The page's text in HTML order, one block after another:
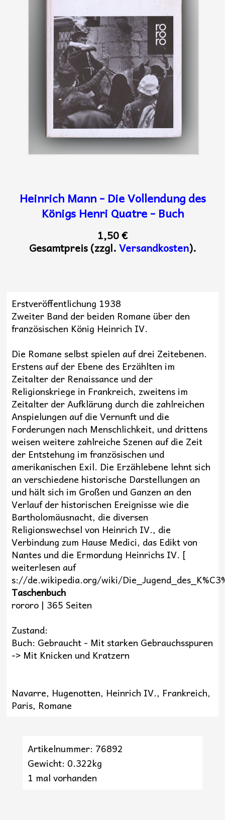
Heinrich Mann - Die Vollendung des
Königs Henri Quatre - Buch
1,50 €
Gesamtpreis (zzgl.Versandkosten).
Erstveröffentlichung 1938
Zweiter Band der beiden Romane über den
französischen König Heinrich IV.
Die Romane selbst spielen auf drei Zeitebenen.
Erstens auf der Ebene des Erzählten im
Zeitalter der Renaissance und der
Religionskriege in Frankreich, zweitens im
Zeitalter der Aufklärung durch die zahlreichen
Anspielungen auf die Vernunft und die
Forderungen nach Menschlichkeit, und drittens
weisen weitere zahlreiche Szenen auf die Zeit
der Entstehung im französischen und
amerikanischen Exil. Die Erzählebene lehnt sich
an verschiedene historische Darstellungen an
und hält sich im Großen und Ganzen an den
Verlauf der historischen Ereignisse wie die
Bartholomäusnacht, die diversen
Religionswechsel von Heinrich IV., die
Verbindung zum Hause Medici, das Edikt von
Nantes und die Ermordung Heinrichs IV. [
weiterlesen auf
s://de.wikipedia.org/wiki/
Taschenbuch
rororo | 365 Seiten
Zustand:
Buch: Gebraucht - Mit starken Gebrauchsspuren
-> Mit Knicken und Kratzern
Navarre, Hugenotten, Heinrich IV., Frankreich,
Paris, Romane
Artikelnummer: 76892
Gewicht: 0.322kg
1 mal vorhanden